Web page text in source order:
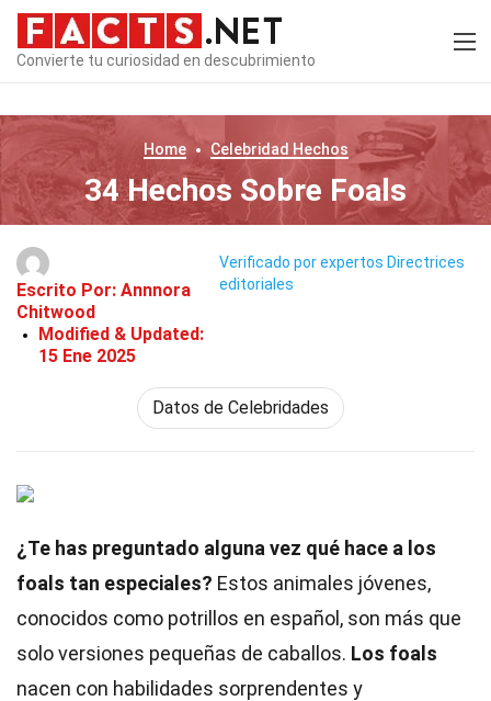
Convierte tu curiosidad en descubrimiento
Home Celebridad Hechos
34 Hechos Sobre Foals
Escrito Por: Annnora
Chitwood
Modified & Updated:
15 Ene 2025
Verificado por expertos Directrices
editoriales
Datos de Celebridades
¿Te has preguntado alguna vez qué hace a los
foals tan especiales? Estos animales jóvenes,
conocidos como potrillos en español, son más que
solo versiones pequeñas de caballos. Los foals
nacen con habilidades sorprendentes y